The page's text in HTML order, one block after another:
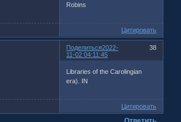
Robins
Цитировать
Поделиться 38
2022-
11-02 04:11:45
Libraries of the Carolingian
era). IN
Цитировать